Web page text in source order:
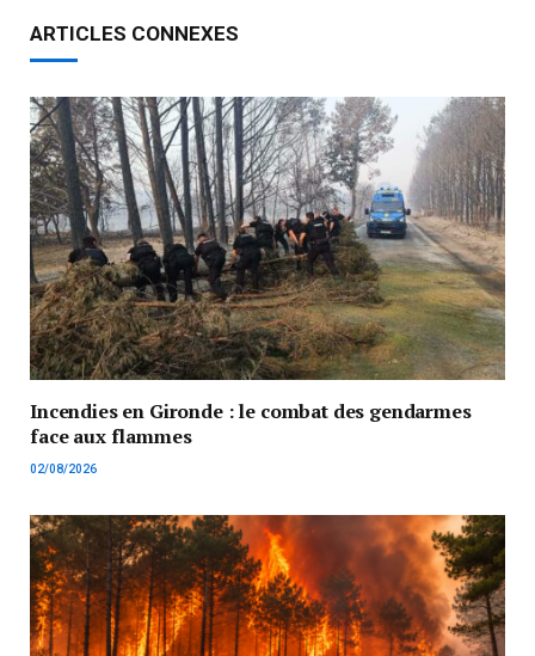
ARTICLES CONNEXES
Incendies en Gironde : le combat des gendarmes
face aux flammes
02/08/2026